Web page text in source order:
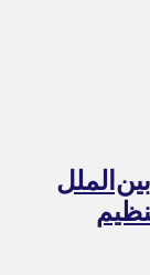
بین‌الملل